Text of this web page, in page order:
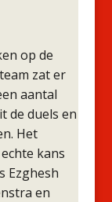
op de
zat er
aantal
de duels en
Het
kans
Ezghesh
en